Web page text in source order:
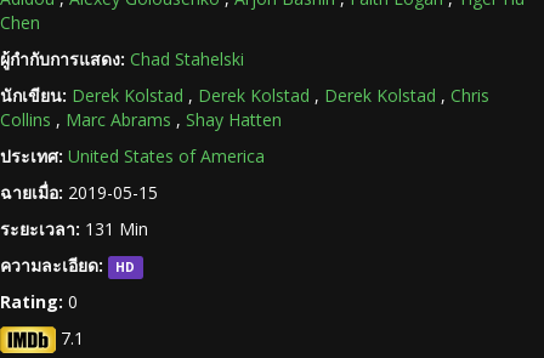
Chen
ผู้กำกับการแสดง: Chad Stahelski
นักเขียน: Derek Kolstad , Derek Kolstad , Derek Kolstad , Chris
Collins , Marc Abrams , Shay Hatten
ประเทศ: United States of America
ฉายเมื่อ: 2019-05-15
ระยะเวลา: 131 Min
ความละเอียด:
HD
Rating: 0
7.1